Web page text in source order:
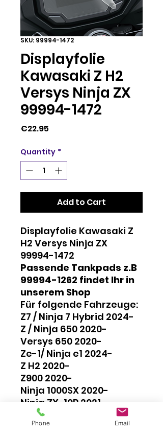
SKU: 99994-1472
Displayfolie
Kawasaki Z H2
Versys Ninja ZX
99994-1472
€22.95
Quantity *
Add to Cart
Displayfolie Kawasaki Z
H2 Versys Ninja ZX
99994-1472
Passende Tankpads z.B
99994-1262 findet Ihr in
unserem Shop
Für folgende Fahrzeuge:
Z7 / Ninja 7 Hybrid 2024-
Z / Ninja 650 2020-
Versys 650 2020-
Ze-1/ Ninja e1 2024-
Z H2 2020-
Z900 2020-
Ninja 1000SX 2020-
Ninja ZX-10R 2021-
Ninja ZX-10RR 2021-
Ninja ZX-4R / -4RR / -6R
Phone Email